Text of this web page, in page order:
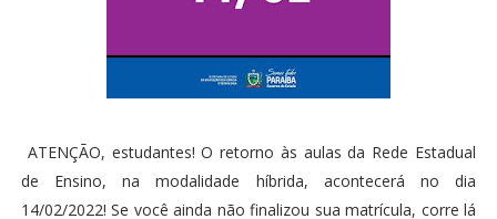
ATENÇÃO, estudantes! O retorno às aulas da Rede Estadual
de Ensino, na modalidade híbrida, acontecerá no dia
14/02/2022! Se você ainda não finalizou sua matrícula, corre lá